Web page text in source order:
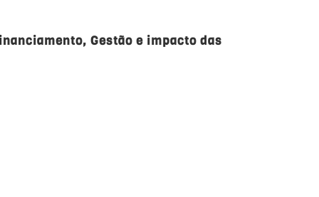
Gestão e impacto das